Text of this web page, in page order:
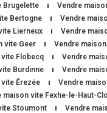
Brugelette
Vendre
Bertogne
Vendre
Lierneux
Vendre
vite Geer
Vendre
Flobecq
Vendre
Burdinne
Vendre
Érezée
Vendre
maison vite Fexhe-le-Haut-
Stoumont
Vendre